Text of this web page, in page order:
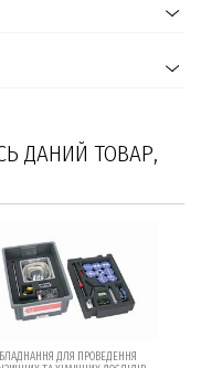
ДАНИЙ ТОВАР,
ДЛЯ ПРОВЕДЕННЯ